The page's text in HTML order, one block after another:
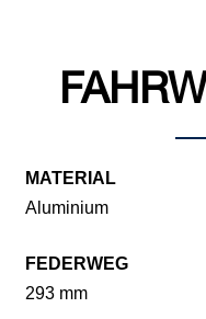
MATERIAL
Aluminium
FEDERWEG
293 mm